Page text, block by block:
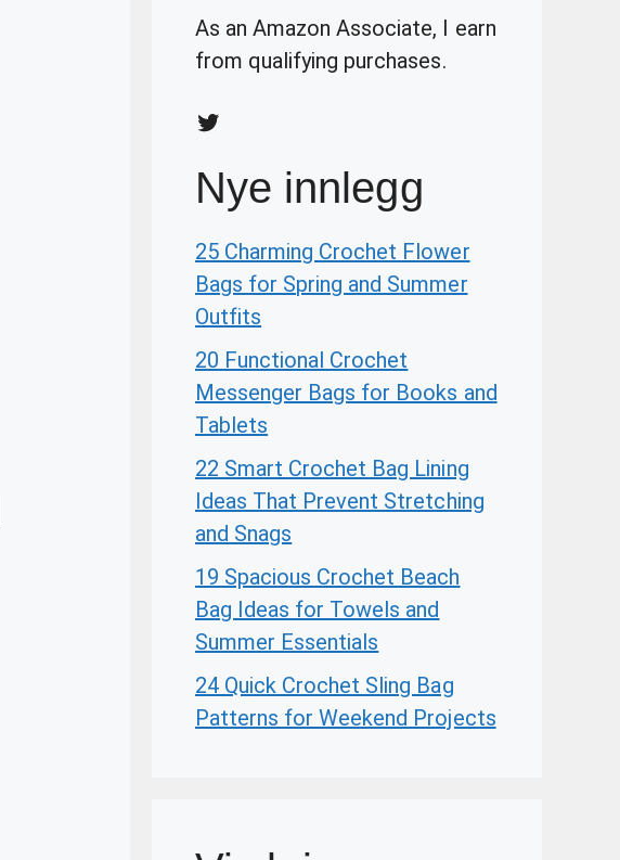
As an Amazon Associate, I earn
from qualifying purchases.
Twitter
Nye innlegg
25 Charming Crochet Flower
Bags for Spring and Summer
Outfits
20 Functional Crochet
Messenger Bags for Books and
Tablets
22 Smart Crochet Bag Lining
Ideas That Prevent Stretching
and Snags
19 Spacious Crochet Beach
Bag Ideas for Towels and
Summer Essentials
24 Quick Crochet Sling Bag
Patterns for Weekend Projects